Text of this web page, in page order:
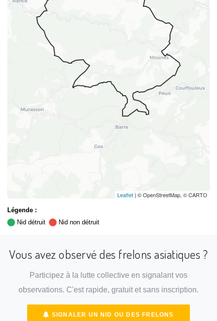
Leaflet | © OpenStreetMap, © CARTO
Légende :
Nid détruit
Nid non détruit
Vous avez observé des frelons asiatiques ?
Participez à la lutte collective en signalant vos
observations. C'est rapide, gratuit et sans inscription.
SIGNALER UN NID OU DES FRELONS